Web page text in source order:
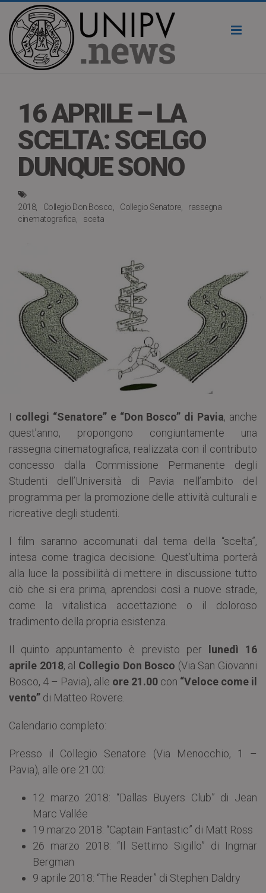
16 APRILE – LA
SCELTA: SCELGO
DUNQUE SONO
2018 Collegio Don Bosco Collegio Senatore
rassegna
cinematografica
scelta
I collegi “Senatore” e “Don Bosco” di Pavia, anche
quest’anno, propongono congiuntamente una
rassegna cinematografica, realizzata con il contributo
concesso dalla Commissione Permanente degli
Studenti dell’Università di Pavia nell’ambito del
programma per la promozione delle attività culturali e
ricreative degli studenti.
I film saranno accomunati dal tema della “scelta”,
intesa come tragica decisione. Quest’ultima porterà
alla luce la possibilità di mettere in discussione tutto
ciò che si era prima, aprendosi così a nuove strade,
come la vitalistica accettazione o il doloroso
tradimento della propria esistenza.
Il quinto appuntamento è previsto per
lunedì 16
aprile 2018, al Collegio Don Bosco (Via San Giovanni
Bosco, 4 – Pavia), alle ore 21.00 con “Veloce come il
vento” di Matteo Rovere.
Calendario completo:
Presso il Collegio Senatore (Via Menocchio, 1 –
Pavia), alle ore 21.00:
12 marzo 2018: “Dallas Buyers Club” di Jean
Marc Vallée
19 marzo 2018: “Captain Fantastic” di Matt Ross
26 marzo 2018: “Il Settimo Sigillo” di Ingmar
Bergman
9 aprile 2018: “The Reader” di Stephen Daldry